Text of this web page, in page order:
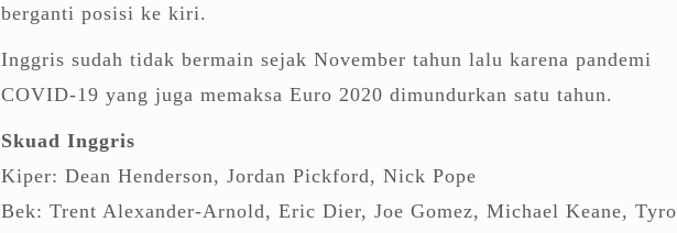
berganti posisi ke kiri.
Inggris sudah tidak bermain sejak November tahun lalu karena pandemi
COVID-19 yang juga memaksa Euro 2020 dimundurkan satu tahun.
Skuad Inggris
Kiper: Dean Henderson, Jordan Pickford, Nick Pope
Bek: Trent Alexander-Arnold, Eric Dier, Joe Gomez, Michael Keane,